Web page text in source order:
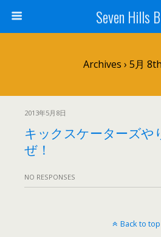
Seven Hills
Archives › 5月
2013年5月8日
キックスケーターズや
ぜ！
NO RESPONSES
Back to top